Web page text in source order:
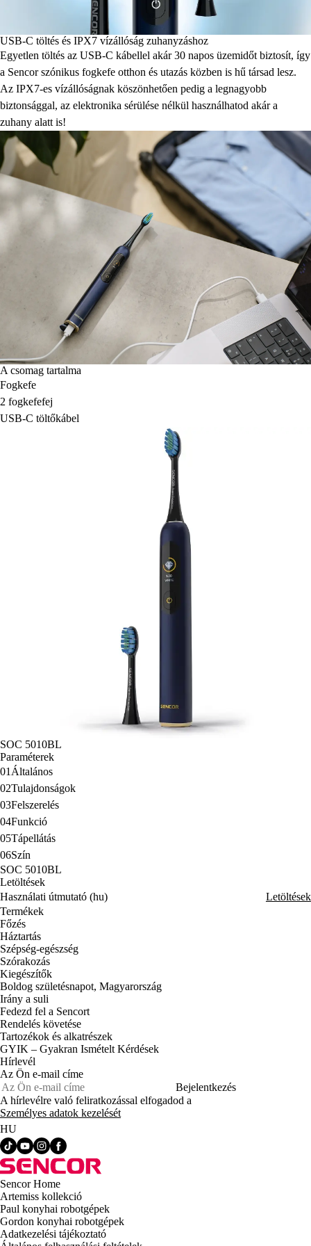
USB-C töltés és IPX7 vízállóság zuhanyzáshoz
Egyetlen töltés az USB-C kábellel akár 30 napos üzemidőt biztosít, így
a Sencor szónikus fogkefe otthon és utazás közben is hű társad lesz.
Az IPX7-es vízállóságnak köszönhetően pedig a legnagyobb
biztonsággal, az elektronika sérülése nélkül használhatod akár a
zuhany alatt is!
A csomag tartalma
Fogkefe
2 fogkefefej
USB-C töltőkábel
SOC 5010BL
Paraméterek
01 Általános
02Tulajdonságok
03Felszerelés
04Funkció
05Tápellátás
06Szín
SOC 5010BL
Letöltések
Használati útmutató (hu)
Letöltések
Termékek
Főzés
Háztartás
Szépség-egészség
Szórakozás
Kiegészítők
Boldog születésnapot, Magyarország
Irány a suli
Fedezd fel a Sencort
Rendelés követése
Tartozékok és alkatrészek
GYIK – Gyakran Ismételt Kérdések
Hírlevél
Az Ön e-mail címe
Bejelentkezés
A hírlevélre való feliratkozással elfogadod a
Személyes adatok kezelését
HU
Sencor Home
Artemiss kollekció
Paul konyhai robotgépek
Gordon konyhai robotgépek
Adatkezelési tájékoztató